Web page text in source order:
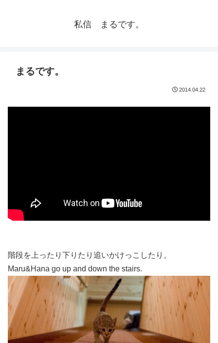
私信 まるです。
まるです。
2014.04.22
階段を上ったり下りたり追いかけっこしたり。
Maru&Hana go up and down the stairs.